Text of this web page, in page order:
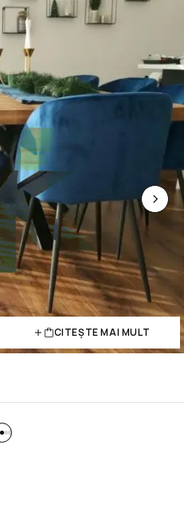
CITEȘTE MAI MULT